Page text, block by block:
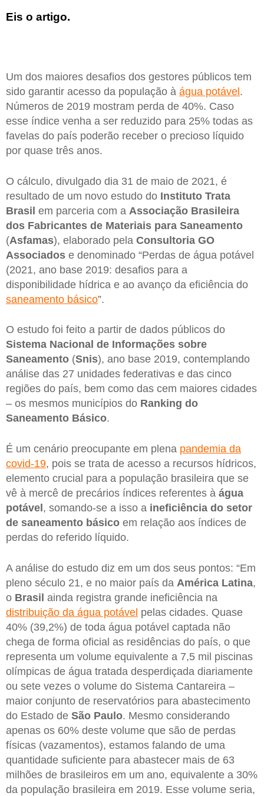
Eis o artigo.
Um dos maiores desafios dos gestores públicos tem
sido garantir acesso da população à água potável .
Números de 2019 mostram perda de 40%. Caso
esse índice venha a ser reduzido para 25% todas as
favelas do país poderão receber o precioso líquido
por quase três anos.
O cálculo, divulgado dia 31 de maio de 2021, é
resultado de um novo estudo do Instituto Trata
Brasil em parceria com a Associação Brasileira
dos Fabricantes de Materiais para Saneamento
(Asfamas), elaborado pela Consultoria GO
Associados e denominado “Perdas de água potável
(2021, ano base 2019: desafios para a
disponibilidade hídrica e ao avanço da eficiência do
saneamento básico”.
O estudo foi feito a partir de dados públicos do
Sistema Nacional de Informações sobre
Saneamento (Snis), ano base 2019, contemplando
análise das 27 unidades federativas e das cinco
regiões do país, bem como das cem maiores cidades
– os mesmos municípios do Ranking do
Saneamento Básico.
É um cenário preocupante em plena pandemia da
covid-19, pois se trata de acesso a recursos hídricos,
elemento crucial para a população brasileira que se
vê à mercê de precários índices referentes à água
potável , somando-se a isso a ineficiência do setor
de saneamento básico em relação aos índices de
perdas do referido líquido.
A análise do estudo diz em um dos seus pontos: “Em
pleno século 21, e no maior país da América Latina,
o Brasil ainda registra grande ineficiência na
distribuição da água potável pelas cidades. Quase
40% (39,2%) de toda água potável captada não
chega de forma oficial as residências do país, o que
representa um volume equivalente a 7,5 mil piscinas
olímpicas de água tratada desperdiçada diariamente
ou sete vezes o volume do Sistema Cantareira –
maior conjunto de reservatórios para abastecimento
do Estado de São Paulo. Mesmo considerando
apenas os 60% deste volume que são de perdas
físicas (vazamentos), estamos falando de uma
quantidade suficiente para abastecer mais de 63
milhões de brasileiros em um ano, equivalente a 30%
da população brasileira em 2019. Esse volume seria,